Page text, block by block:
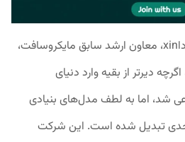
استپ‌فان که توسط جیانگ داxin، معاون ارشد سابق مایکروسافت،
شد، اگرچه دیرتر از بقیه وارد دنیای
اما به لطف مدل‌های بنیادی
جدی تبدیل شده است. این شرکت